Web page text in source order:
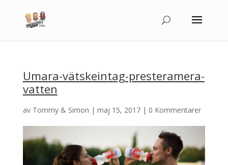
Umara-vätskeintag-presteramera-
vatten
av Tommy & Simon | maj 15, 2017| 0 Kommentarer